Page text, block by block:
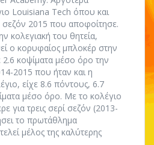
Louisiana Tech όπου και
σεζόν 2015 που αποφοίτησε.
κολεγιακή του θητεία,
ο κορυφαίος μπλοκέρ στην
2.6 κοψίματα μέσο όρο την
2015 που ήταν και η
είχε 8.6 πόντους, 6.7
μέσο όρο. Με το κολέγιο
για τρεις σερί σεζόν (2013-
το πρωτάθλημα
μέλος της καλύτερης